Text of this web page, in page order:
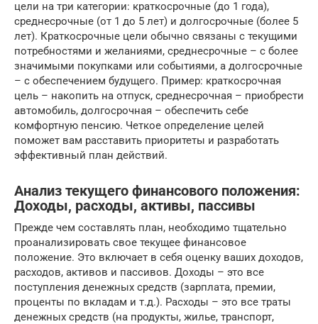
цели на три категории: краткосрочные (до 1 года),
среднесрочные (от 1 до 5 лет) и долгосрочные (более 5
лет). Краткосрочные цели обычно связаны с текущими
потребностями и желаниями, среднесрочные – с более
значимыми покупками или событиями, а долгосрочные
– с обеспечением будущего. Пример: краткосрочная
цель – накопить на отпуск, среднесрочная – приобрести
автомобиль, долгосрочная – обеспечить себе
комфортную пенсию. Четкое определение целей
поможет вам расставить приоритеты и разработать
эффективный план действий.
Анализ текущего финансового положения:
Доходы, расходы, активы, пассивы
Прежде чем составлять план, необходимо тщательно
проанализировать свое текущее финансовое
положение. Это включает в себя оценку ваших доходов,
расходов, активов и пассивов. Доходы – это все
поступления денежных средств (зарплата, премии,
проценты по вкладам и т.д.). Расходы – это все траты
денежных средств (на продукты, жилье, транспорт,